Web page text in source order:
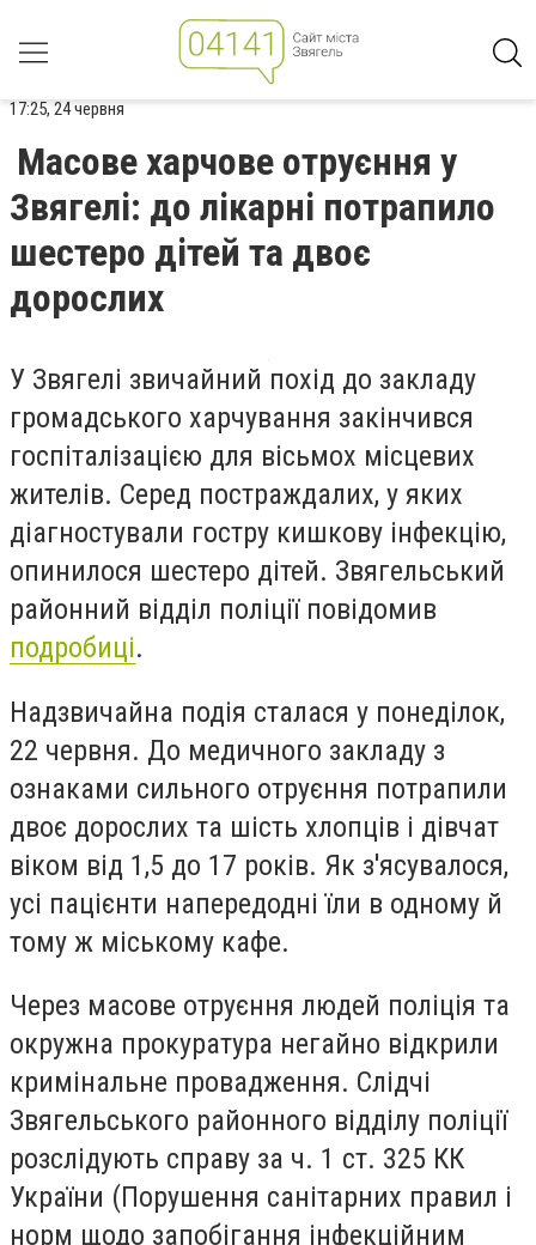
17:25, 24 червня
Масове харчове отруєння у
Звягелі: до лікарні потрапило
шестеро дітей та двоє
дорослих
У Звягелі звичайний похід до закладу
громадського харчування закінчився
госпіталізацією для вісьмох місцевих
жителів. Серед постраждалих, у яких
діагностували гостру кишкову інфекцію,
опинилося шестеро дітей. Звягельський
районний відділ поліції повідомив
подробиці.
Надзвичайна подія сталася у понеділок,
22 червня. До медичного закладу з
ознаками сильного отруєння потрапили
двоє дорослих та шість хлопців і дівчат
віком від 1,5 до 17 років. Як з'ясувалося,
усі пацієнти напередодні їли в одному й
тому ж міському кафе.
Через масове отруєння людей поліція та
окружна прокуратура негайно відкрили
кримінальне провадження. Слідчі
Звягельського районного відділу поліції
розслідують справу за ч. 1 ст. 325 КК
України (Порушення санітарних правил і
норм щодо запобігання інфекційним